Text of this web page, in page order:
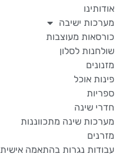
אודותינו
מערכות ישיבה
כורסאות מעוצבות
שולחנות לסלון
מזנונים
פינות אוכל
ספריות
חדרי שינה
מערכות שינה מתכווננות
מזרנים
עבודות נגרות בהתאמה אישית